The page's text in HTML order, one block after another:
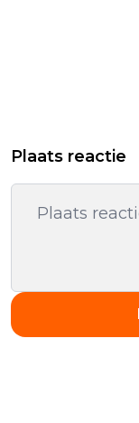
Plaats reactie